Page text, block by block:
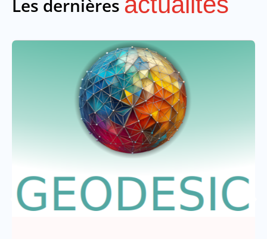
Les dernières